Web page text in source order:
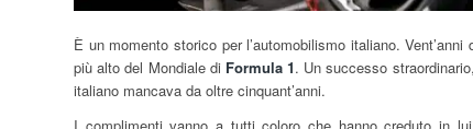
È un momento storico per l’automobilismo italiano. Vent’anni
più alto del Mondiale di Formula 1. Un successo
italiano mancava da oltre cinquant’anni.